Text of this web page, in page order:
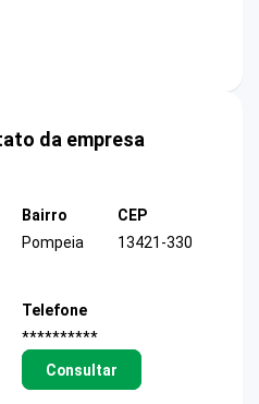
da empresa
Bairro
Pompeia
CEP
13421-330
Telefone
**********
Consultar